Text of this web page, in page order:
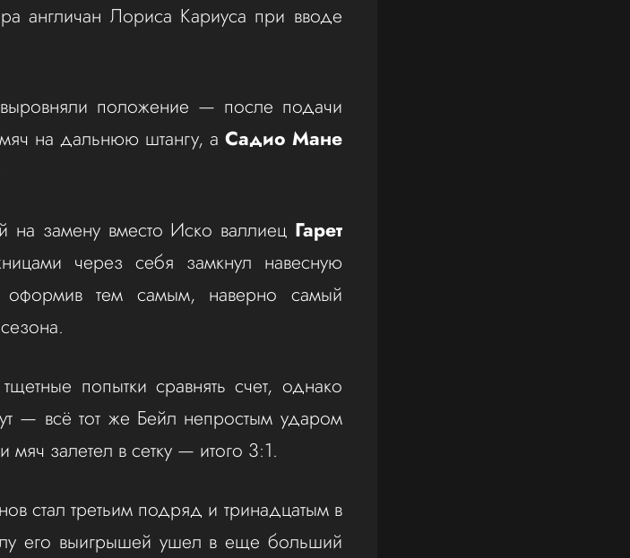
англичан Лориса Кариуса при вводе
положение — после подачи
на дальнюю штангу, а Садио Мане
замену вместо Иско валлиец Гарет
через себя замкнул навесную
тем самым, наверно самый
попытки сравнять счет, однако
— всё тот же Бейл непростым ударом
залетел в сетку — итого 3:1.
стал третьим подряд и тринадцатым в
его выигрышей ушел в еще больший